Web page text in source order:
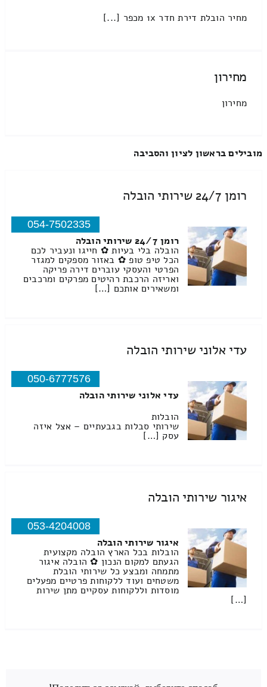
מחיר הובלת דירת חדר 1x מכפר [...]
מחירון
מחירון
מובילים בראשון לציון והסביבה
רומן 24/7 שירותי הובלה
054-7502335
רומן 24/7 שירותי הובלה
הובלה בלי בעיות ✿ חייגו ונעביר לכם
הכל טיפ טופ ✿ באזור מספקים למגזר
הפרטי והעסקי עוברים דירה פריקה
ואריזה הרכבת רהיטים מפרקים ומרכבים
ומשאירים אותכם […]
עדי אלוני שירותי הובלה
050-6777576
עדי אלוני שירותי הובלה
הובלות
שירותי סבלות בגבעתיים – אצל איזה
עסק […]
איגור שירותי הובלה
053-4204008
איגור שירותי הובלה
הובלות בכל הארץ הובלה מקצועית
הגעתם למקום הנכון ✿ הובלה איגור
מתמחה ומבצע כל שירותי הובלת
משטחים ועוד ללקוחות פרטיים מפעלים
מוסדות וללקוחות עסקיים מתן שירות
[…]